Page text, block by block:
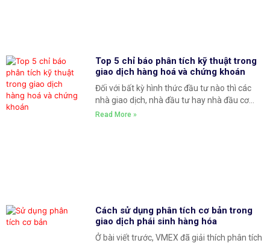
Top 5 chỉ báo phân tích kỹ thuật trong
giao dịch hàng hoá và chứng khoán
Đối với bất kỳ hình thức đầu tư nào thì các
nhà giao dịch, nhà đầu tư hay nhà đầu cơ
đều muốn giao dịch có lợi nhuận cao nhất có
Read More »
Cách sử dụng phân tích cơ bản trong
giao dịch phái sinh hàng hóa
Ở bài viết trước, VMEX đã giải thích phân tích